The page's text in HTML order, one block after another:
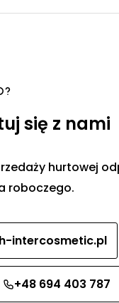
się z nami
hurtowej
roboczego.
intercosmetic.pl
+48 694 403 787